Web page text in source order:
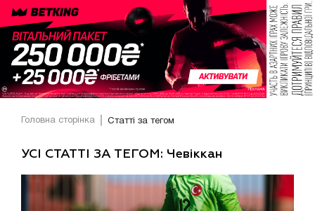
Головна сторінка Статті за тегом
УСІ СТАТТІ ЗА ТЕГОМ: Чевіккан